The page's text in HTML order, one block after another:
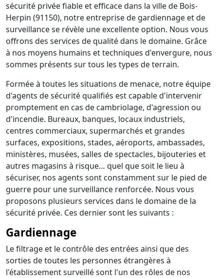
sécurité privée fiable et efficace dans la ville de Bois-
Herpin (91150), notre entreprise de gardiennage et de
surveillance se révèle une excellente option. Nous vous
offrons des services de qualité dans le domaine. Grâce
à nos moyens humains et techniques d'envergure, nous
sommes présents sur tous les types de terrain.
Formée à toutes les situations de menace, notre équipe
d'agents de sécurité qualifiés est capable d'intervenir
promptement en cas de cambriolage, d'agression ou
d'incendie. Bureaux, banques, locaux industriels,
centres commerciaux, supermarchés et grandes
surfaces, expositions, stades, aéroports, ambassades,
ministères, musées, salles de spectacles, bijouteries et
autres magasins à risque… quel que soit le lieu à
sécuriser, nos agents sont constamment sur le pied de
guerre pour une surveillance renforcée. Nous vous
proposons plusieurs services dans le domaine de la
sécurité privée. Ces dernier sont les suivants :
Gardiennage
Le filtrage et le contrôle des entrées ainsi que des
sorties de toutes les personnes étrangères à
l'établissement surveillé sont l'un des rôles de nos